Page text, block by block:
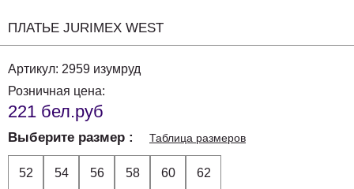
ПЛАТЬЕ JURIMEX WEST
Артикул: 2959 изумруд
Розничная цена:
221 бел.руб
Выберите размер Таблица размеров
52 54 56 58 60 62